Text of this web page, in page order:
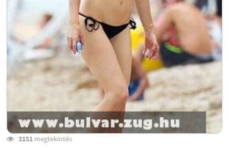
3151megtekintés